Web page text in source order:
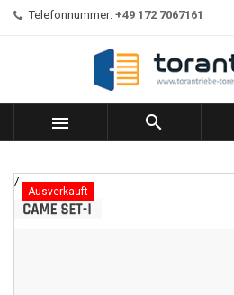
Telefonnummer: +49 172 7067161
 
Ausverkauft
/